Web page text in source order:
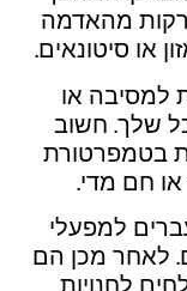
מהאדמה
או סיטונאים.
או
שלך. חשוב
בטמפרטורת
חם מדי.
למפעלי
לאחר מכן הם